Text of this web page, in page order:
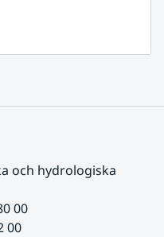
och hydrologiska
00
00